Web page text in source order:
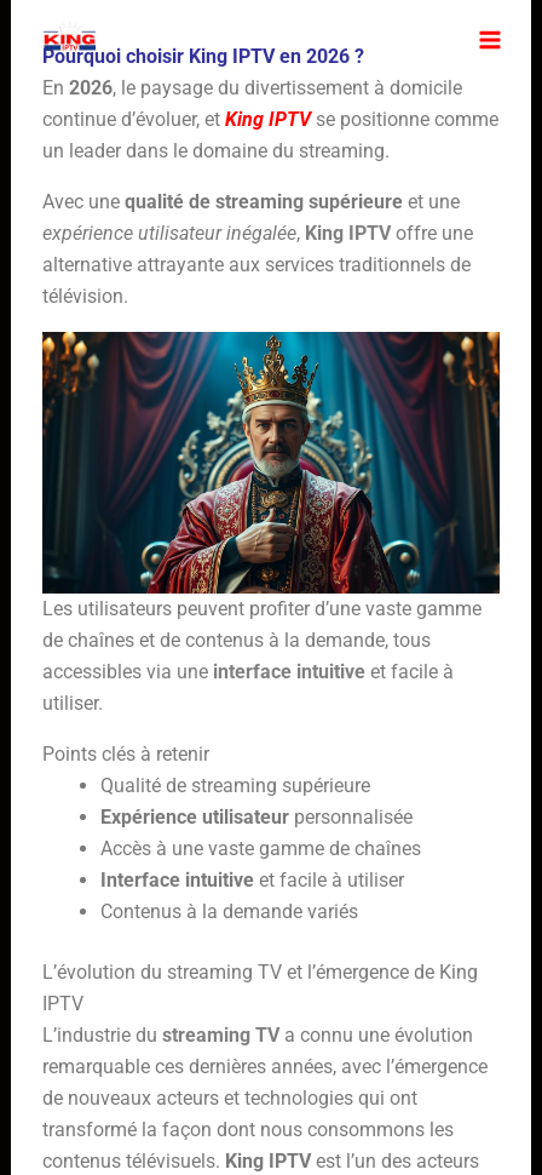
content
Pourquoi choisir King IPTV en 2026 ?
En 2026, le paysage du divertissement à domicile
continue d’évoluer, et King IPTVse positionne comme
un leader dans le domaine du streaming.
Avec une qualité de streaming supérieureet une
expérience utilisateur inégalée, King IPTV offre une
alternative attrayante aux services traditionnels de
télévision.
Les utilisateurs peuvent profiter d’une vaste gamme
de chaînes et de contenus à la demande, tous
accessibles via une interface intuitive et facile à
utiliser.
Points clés à retenir
Qualité de streaming supérieure
Expérience utilisateurpersonnalisée
Accès à une vaste gamme de chaînes
Interface intuitiveet facile à utiliser
Contenus à la demande variés
L’évolution du streaming TV et l’émergence de King
IPTV
L’industrie du streaming TVa connu une évolution
remarquable ces dernières années, avec l’émergence
de nouveaux acteurs et technologies qui ont
transformé la façon dont nous consommons les
contenus télévisuels. King IPTVest l’un des acteurs